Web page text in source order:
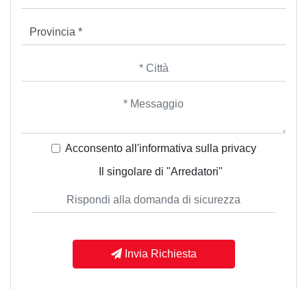
Acconsento all'informativa sulla privacy
Il singolare di "Arredatori"
Invia Richiesta